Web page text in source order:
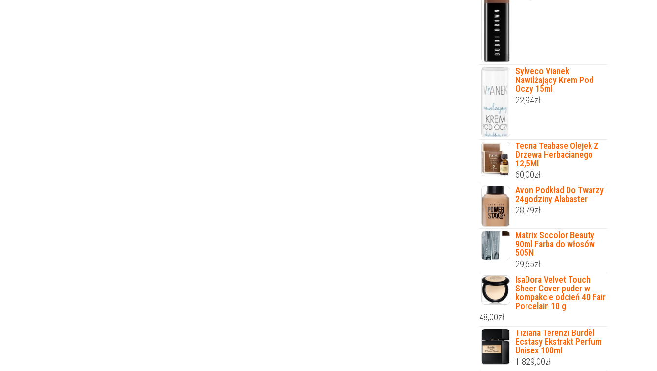
Sylveco Vianek
Nawilżający Krem Pod
Oczy 15ml
22,94zł
Tecna Teabase Olejek Z
Drzewa Herbacianego
12,5Ml
60,00zł
Avon Podkład Do Twarzy
24godziny Alabaster
28,79zł
Matrix Socolor Beauty
90ml Farba do włosów
505N
29,65zł
IsaDora Velvet Touch
Sheer Cover puder w
kompakcie odcień 40 Fair
Porcelain 10 g
48,00zł
Tiziana Terenzi Burdèl
Ecstasy Ekstrakt Perfum
Unisex 100ml
1 829,00zł